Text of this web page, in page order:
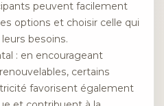
peuvent facilement
options et choisir celle qui
besoins.
: en encourageant
certains
favorisent également